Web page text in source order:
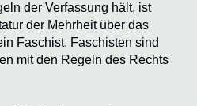
der Verfassung hält, ist
der Mehrheit über das
Faschist. Faschisten sind
mit den Regeln des Rechts